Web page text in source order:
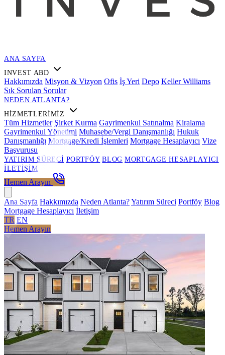
ANA SAYFA
INVEST ABD
Hakkımızda Misyon & Vizyon Ofis İş Yeri Depo Keller Williams
Sık Sorulan Sorular
NEDEN ATLANTA?
HIZMETLERIMIZ
Tüm Hizmetler Şirket Kurma Gayrimenkul Satınalma Kiralama
Gayrimenkul Yönetimi Muhasebe/Vergi Danışmanlığı Hukuk
Danışmanlığı Mortgage/Kredi İşlemleri Mortgage Hesaplayıcı Vize
Başvurusu
YATIRIM SÜRECI PORTFÖY BLOG MORTGAGE HESAPLAYICI
İLETIŞIM
Hemen Arayın
Ana Sayfa Hakkımızda Neden Atlanta?Yatırım Süreci Portföy Blog
Mortgage Hesaplayıcı İletişim
TR EN
Hemen Arayın